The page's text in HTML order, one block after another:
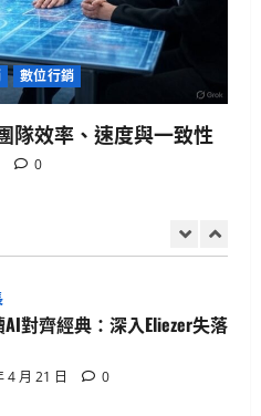
數位行銷
隊效率、速度與一致性
0
錶值得買嗎？揭開健康科
4 月 21 日
手法揭秘：你是否正中圈
4 月 10 日 0